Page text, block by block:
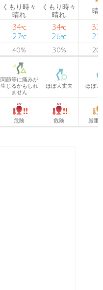
くもり時々
晴れ
くもり時々
晴れ
晴
34℃
27℃
34℃
26℃
33
25
40% 30% 20
関節等に痛みが
生じるかもしれ
ません
ほぼ大丈夫 ほぼ大
危険 危険 厳重